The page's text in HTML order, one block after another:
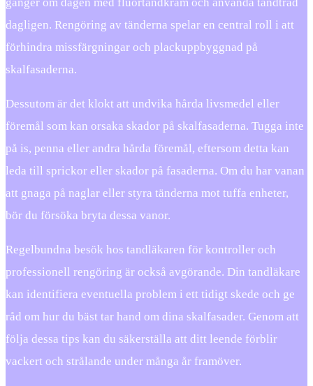
dagligen. Rengöring av tänderna spelar en central roll i att
förhindra missfärgningar och plackuppbyggnad på
skalfasaderna.
Dessutom är det klokt att undvika hårda livsmedel eller
föremål som kan orsaka skador på skalfasaderna. Tugga inte
på is, penna eller andra hårda föremål, eftersom detta kan
leda till sprickor eller skador på fasaderna. Om du har vanan
att gnaga på naglar eller styra tänderna mot tuffa enheter,
bör du försöka bryta dessa vanor.
Regelbundna besök hos tandläkaren för kontroller och
professionell rengöring är också avgörande. Din tandläkare
kan identifiera eventuella problem i ett tidigt skede och ge
råd om hur du bäst tar hand om dina skalfasader. Genom att
följa dessa tips kan du säkerställa att ditt leende förblir
vackert och strålande under många år framöver.